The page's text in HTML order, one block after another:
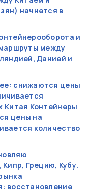
начнется в
и
между
Данией и
снижаются цены
Китая Контейнеры
цены на
количество
Грецию, Кубу.
восстановление